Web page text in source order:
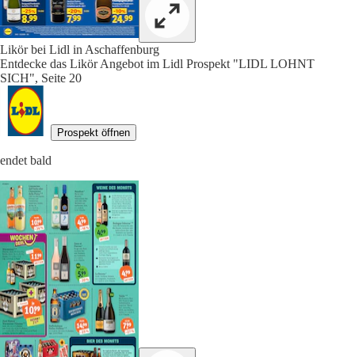
Likör bei Lidl in Aschaffenburg
Entdecke das Likör Angebot im Lidl Prospekt "LIDL LOHNT
SICH", Seite 20
Prospekt öffnen
endet bald